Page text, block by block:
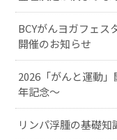
BCYがんヨガフェス
開催のお知らせ
2026「がんと運動
年記念〜
リンパ浮腫の基礎知